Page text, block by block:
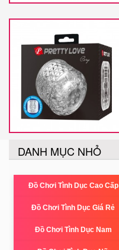
DANH MỤC NHỎ
Đồ Chơi Tình Dục Cao Cấp
Đồ Chơi Tình Dục Giá Rẻ
Đồ Chơi Tình Dục Nam